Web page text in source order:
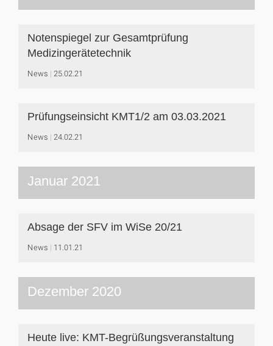
Notenspiegel zur Gesamtprüfung
Medizingerätetechnik
News 25.02.21
Prüfungseinsicht KMT1/2 am 03.03.2021
News 24.02.21
Januar 2021
Absage der SFV im WiSe 20/21
News 11.01.21
Dezember 2020
Heute live: KMT-Begrüßungsveranstaltung